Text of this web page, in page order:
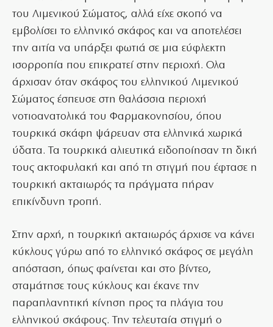
του Λιμενικού Σώματος, αλλά είχε σκοπό να
εμβολίσει το ελληνικό σκάφος και να αποτελέσει
την αιτία να υπάρξει φωτιά σε μια εύφλεκτη
ισορροπία που επικρατεί στην περιοχή. Ολα
άρχισαν όταν σκάφος του ελληνικού Λιμενικού
Σώματος έσπευσε στη θαλάσσια περιοχή
νοτιοανατολικά του Φαρμακονησίου, όπου
τουρκικά σκάφη ψάρευαν στα ελληνικά χωρικά
ύδατα. Τα τουρκικά αλιευτικά ειδοποίησαν τη δική
τους ακτοφυλακή και από τη στιγμή που έφτασε η
τουρκική ακταιωρός τα πράγματα πήραν
επικίνδυνη τροπή.
Στην αρχή, η τουρκική ακταιωρός άρχισε να κάνει
κύκλους γύρω από το ελληνικό σκάφος σε μεγάλη
απόσταση, όπως φαίνεται και στο βίντεο,
σταμάτησε τους κύκλους και έκανε την
παραπλανητική κίνηση προς τα πλάγια του
ελληνικού σκάφους. Την τελευταία στιγμή ο